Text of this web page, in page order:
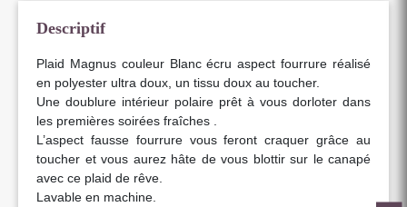
Descriptif
Plaid Magnus couleur Blanc écru aspect fourrure réalisé
en polyester ultra doux, un tissu doux au toucher.
Une doublure intérieur polaire prêt à vous dorloter dans
les premières soirées fraîches .
L’aspect fausse fourrure vous feront craquer grâce au
toucher et vous aurez hâte de vous blottir sur le canapé
avec ce plaid de rêve.
Lavable en machine.